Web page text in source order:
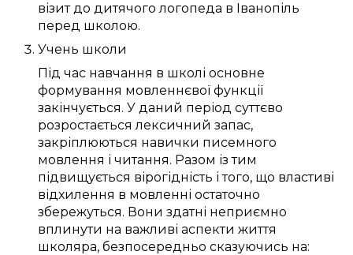
візит до дитячого логопеда в Іванопіль
перед школою.
Учень школи
Під час навчання в школі основне
формування мовленнєвої функції
закінчується. У даний період суттєво
розростається лексичний запас,
закріплюються навички писемного
мовлення і читання. Разом із тим
підвищується вірогідність і того, що властиві
відхилення в мовленні остаточно
збережуться. Вони здатні неприємно
вплинути на важливі аспекти життя
школяра, безпосередньо сказуючись на: